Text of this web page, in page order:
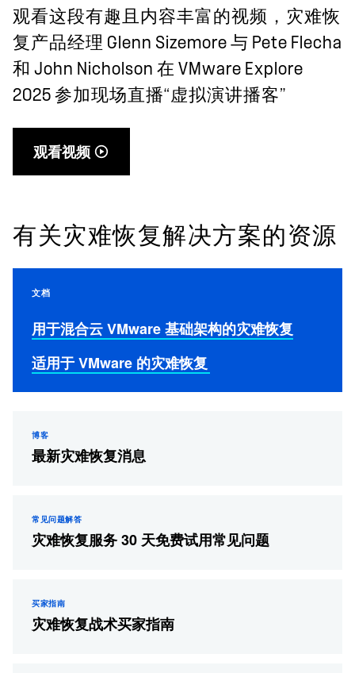
观看这段有趣且内容丰富的视频，灾难恢
复产品经理 Glenn Sizemore 与 Pete Flecha
和 John Nicholson 在 VMware Explore
2025 参加现场直播“虚拟演讲播客”
观看视频
有关灾难恢复解决方案的资源
文档
用于混合云 VMware 基础架构的灾难恢复
适用于 VMware 的灾难恢复
博客
最新灾难恢复消息
常见问题解答
灾难恢复服务 30 天免费试用常见问题
买家指南
灾难恢复战术买家指南